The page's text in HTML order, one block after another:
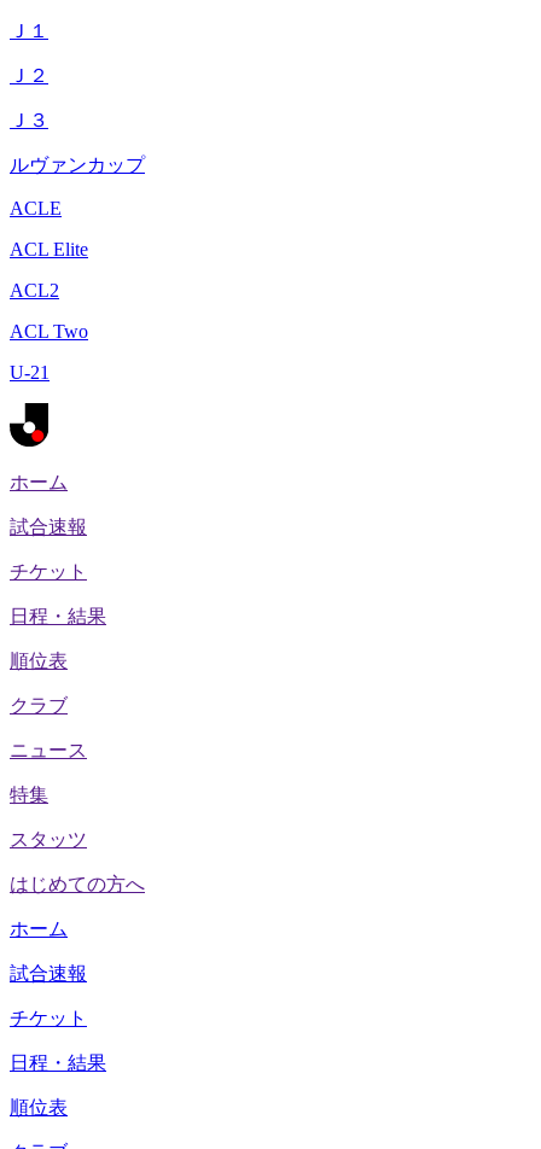
Ｊ１
Ｊ２
Ｊ３
ルヴァンカップ
ACLE
ACL Elite
ACL2
ACL Two
U-21
ホーム
試合速報
チケット
日程・結果
順位表
クラブ
ニュース
特集
スタッツ
はじめての方へ
ホーム
試合速報
チケット
日程・結果
順位表